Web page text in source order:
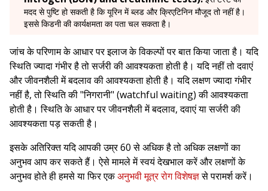
मदद से पुष्टि हो सकती है कि यूरिन में ब्लड और क्रिएटिनिन मौजूद तो नहीं है।
इससे किडनी की कार्यक्षमता का पता चल सकता है।
जांच के परिणाम के आधार पर इलाज के विकल्पों पर बात किया जाता है। यदि
स्थिति ज्यादा गंभीर है तो सर्जरी की आवश्यकता होती है। यदि नहीं तो दवाएं
और जीवनशैली में बदलाव की आवश्यकता होती है। यदि लक्षण ज्यादा गंभीर
नहीं है, तो स्थिति की "निगरानी" (watchful waiting) की आवश्यकता
होती है। स्थिति के आधार पर जीवनशैली में बदलाव, दवाएं या सर्जरी की
आवश्यकता पड़ सकती है।
इसके अतिरिक्त यदि आपकी उम्र 60 से अधिक है तो अधिक लक्षणों का
अनुभव आप कर सकते हैं। ऐसे मामले में स्वयं देखभाल करें और लक्षणों के
अनुभव होते ही हमसे या फिर एकअनुभवी मूत्र रोग विशेषज्ञसे परामर्श करें।